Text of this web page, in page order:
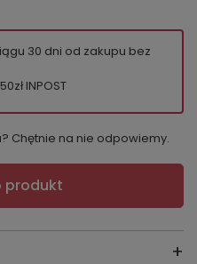
30 dni od zakupu bez
INPOST
Chętnie na nie odpowiemy.
produkt